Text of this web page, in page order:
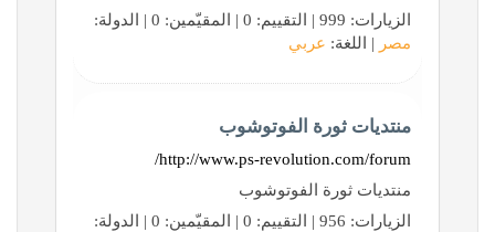
الزيارات: 999 | التقييم: 0 | المقيّمين: 0 | الدولة:
مصر | اللغة: عربي
منتديات ثورة الفوتوشوب
http://www.ps-revolution.com/forum/
منتديات ثورة الفوتوشوب
الزيارات: 956 | التقييم: 0 | المقيّمين: 0 | الدولة: